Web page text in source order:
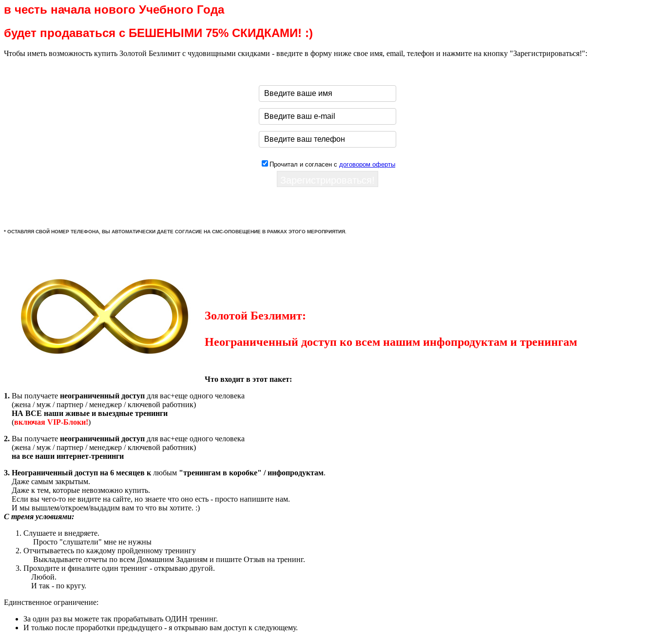
в честь начала нового Учебного Года
будет продаваться с БЕШЕНЫМИ 75% СКИДКАМИ! :)
Чтобы иметь возможность купить Золотой Безлимит с чудовищными скидками - введите в форму ниже свое имя, email, телефон и нажмите на кнопку "Зарегистрироваться!":
* ОСТАВЛЯЯ СВОЙ НОМЕР ТЕЛЕФОНА, ВЫ АВТОМАТИЧЕСКИ ДАЕТЕ СОГЛАСИЕ НА СМС-ОПОВЕЩЕНИЕ В РАМКАХ ЭТОГО МЕРОПРИЯТИЯ.
Золотой Безлимит:
Неограниченный доступ ко всем нашим инфопродуктам и тренингам
Что входит в этот пакет:
1. Вы получаете неограниченный доступ для вас+еще одного человека
(жена / муж / партнер / менеджер / ключевой работник)
НА ВСЕ наши живые и выездные тренинги
(включая VIP-Блоки!)
2. Вы получаете неограниченный доступ для вас+еще одного человека
(жена / муж / партнер / менеджер / ключевой работник)
на все наши интернет-тренинги
3. Неограниченный доступ на 6 месяцев к любым "тренингам в коробке" / инфопродуктам.
Даже самым закрытым.
Даже к тем, которые невозможно купить.
Если вы чего-то не видите на сайте, но знаете что оно есть - просто напишите нам.
И мы вышлем/откроем/выдадим вам то что вы хотите. :)
С тремя условиями:
Слушаете и внедряете.
Просто "слушатели" мне не нужны
Отчитываетесь по каждому пройденному тренингу
Выкладываете отчеты по всем Домашним Заданиям и пишите Отзыв на тренинг.
Проходите и финалите один тренинг - открываю другой.
Любой.
И так - по кругу.
Единственное ограничение:
За один раз вы можете так прорабатывать ОДИН тренинг.
И только после проработки предыдущего - я открываю вам доступ к следующему.